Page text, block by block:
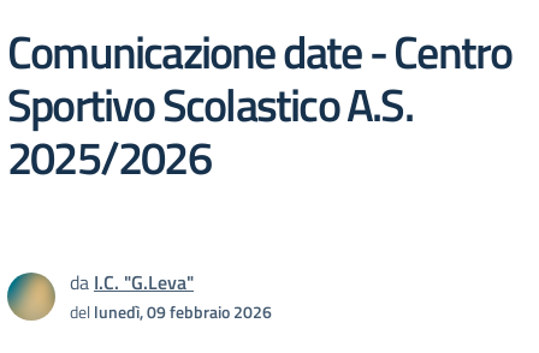
Comunicazione date - Centro
Sportivo Scolastico A.S.
2025/2026
da I.C. "G.Leva"
dellunedì, 09 febbraio 2026